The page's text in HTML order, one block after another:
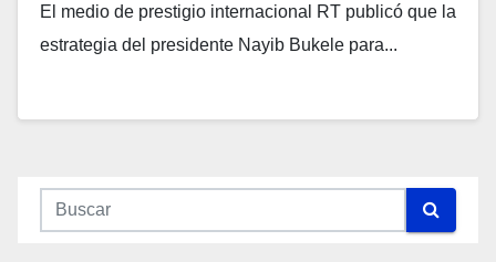
El medio de prestigio internacional RT publicó que la
estrategia del presidente Nayib Bukele para...